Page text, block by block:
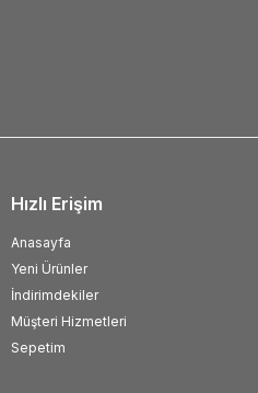
Hızlı Erişim
Anasayfa
Yeni Ürünler
İndirimdekiler
Müşteri Hizmetleri
Sepetim